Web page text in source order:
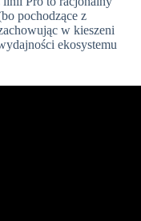
pochodzące z
w kieszeni
ekosystemu